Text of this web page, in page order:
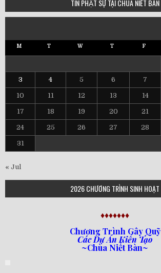
TIN PHẬT SỰ TẠI CHÙA NIẾT BÀN
M T W T F
3 4 5 6 7
10 11 12 13 14
17 18 19 20 21
24 25 26 27 28
31
« Jul
2026 CHƯƠNG TRÌNH SINH HOẠT
♦♦♦♦♦♦♦
Chương Trình Gây Quỹ
Các Dự Án Kiến Tạo
~Chùa Niết Bàn~